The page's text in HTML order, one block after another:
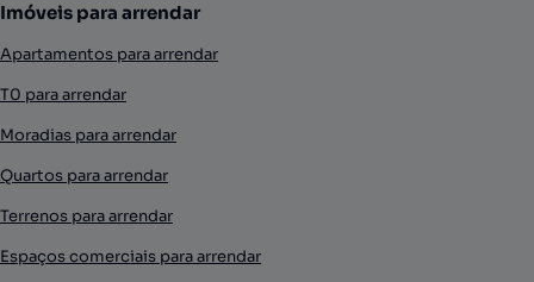
Imóveis para arrendar
Apartamentos para arrendar
T0 para arrendar
Moradias para arrendar
Quartos para arrendar
Terrenos para arrendar
Espaços comerciais para arrendar